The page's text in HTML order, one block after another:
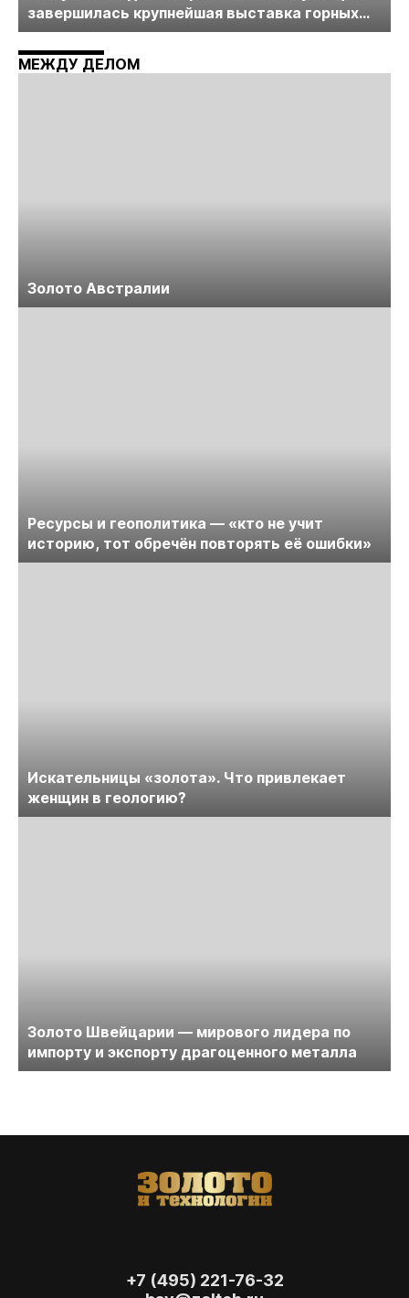
завершилась крупнейшая выставка горных
технологий «Недра России. Уголь России и
Майнинг»
МЕЖДУ ДЕЛОМ
Золото Австралии
Ресурсы и геополитика — «кто не учит
историю, тот обречён повторять её ошибки»
Искательницы «золота». Что привлекает
женщин в геологию?
Золото Швейцарии — мирового лидера по
импорту и экспорту драгоценного металла
+7 (495) 221-76-32